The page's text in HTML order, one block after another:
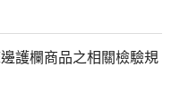
護欄商品之相關檢驗規